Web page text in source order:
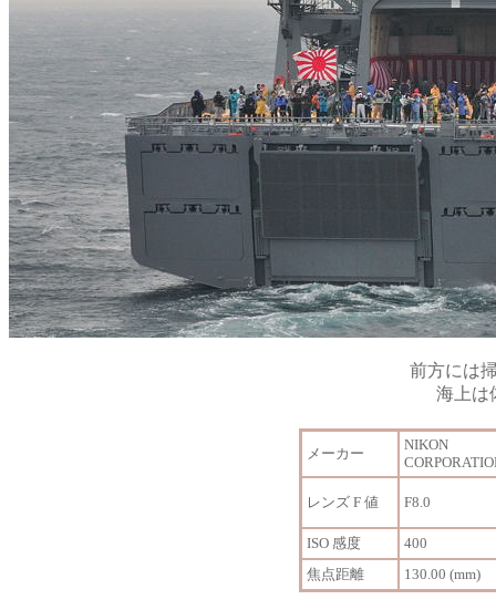
前方には
海上は
メーカー
NIKON
レンズ F 値 F8.0
ISO 感度
400
焦点距離
130.00 (mm)